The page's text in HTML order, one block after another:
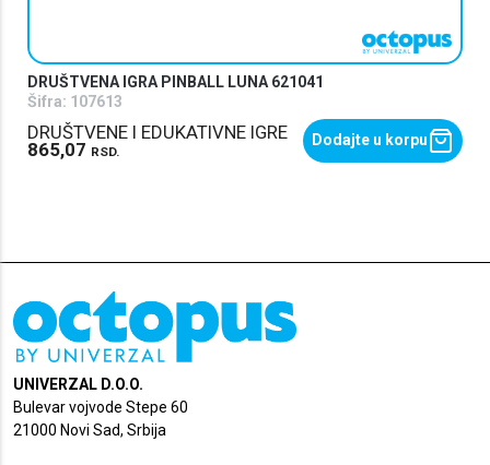
DRUŠTVENA IGRA PINBALL LUNA 621041
Šifra: 107613
DRUŠTVENE I EDUKATIVNE IGRE
865,07 RSD.
Dodajte u korpu
UNIVERZAL D.O.O.
Bulevar vojvode Stepe 60
21000 Novi Sad, Srbija